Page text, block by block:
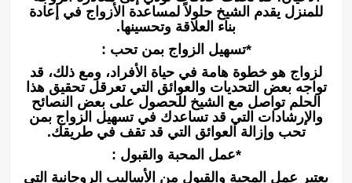
للمنزل يقدم الشيخ حلولاً لمساعدة الأزواج في إعادة
بناء العلاقة وتحسينها.
*تسهيل الزواج بمن تحب :
لزواج هو خطوة هامة في حياة الأفراد، ومع ذلك، قد
تواجه بعض التحديات والعوائق التي تعرقل تحقيق هذا
الحلم تواصل مع الشيخ للحصول على بعض النصائح
والإرشادات التي قد تساعدك في تسهيل الزواج بمن
تحب وإزالة العوائق التي قد تقف في طريقك.
*عمل المحبة والقبول :
يعتبر عمل المحبة والقبول من الأساليب الروحانية التي